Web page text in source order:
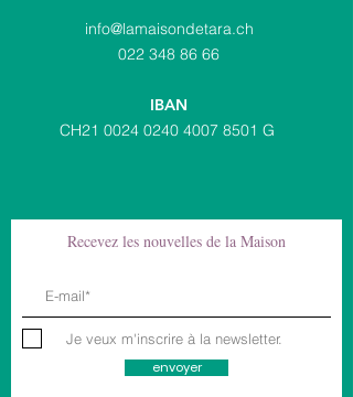
info@lamaisondetara.ch
022 348 86 66
IBAN
CH21 0024 0240 4007 8501 G
Recevez les nouvelles de la Maison
Je veux m'inscrire à la newsletter.
envoyer